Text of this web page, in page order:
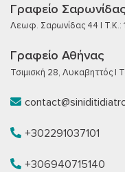
Γραφείο Σαρωνίδας
Λεωφ. Σαρωνίδας 44 | T.K.:
Γραφείο Αθήνας
Τσιμισκή 28, Λυκαβηττός |
+302291037101
+306940715140